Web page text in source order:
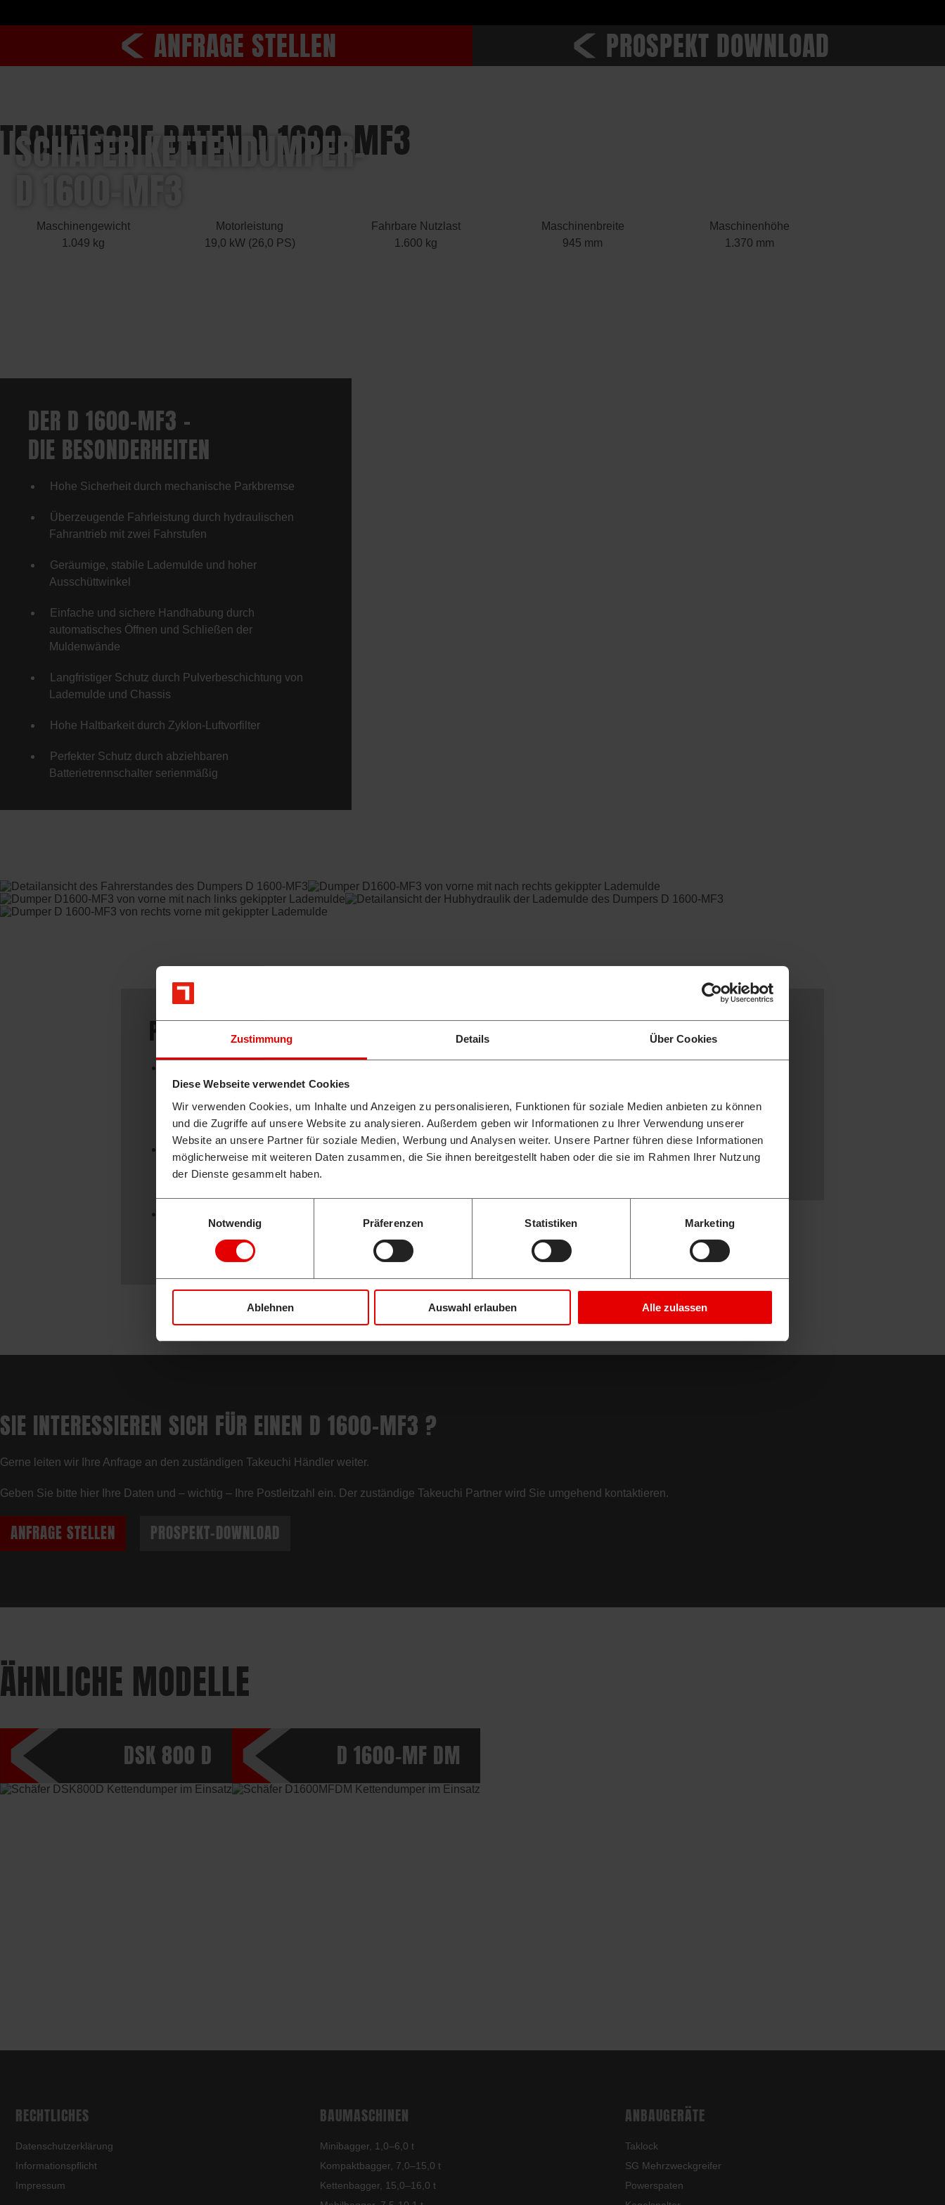
Zustimmung Details Über Cookies
Diese Webseite verwendet Cookies
Wir verwenden Cookies, um Inhalte und Anzeigen zu personalisieren, Funktionen für soziale Medien anbieten zu können
und die Zugriffe auf unsere Website zu analysieren. Außerdem geben wir Informationen zu Ihrer Verwendung unserer
Website an unsere Partner für soziale Medien, Werbung und Analysen weiter. Unsere Partner führen diese Informationen
möglicherweise mit weiteren Daten zusammen, die Sie ihnen bereitgestellt haben oder die sie im Rahmen Ihrer Nutzung
der Dienste gesammelt haben.
Notwendig
Präferenzen Statistiken Marketing
Ablehnen Auswahl erlauben Alle zulassen
SCHÄFER KETTENDUMPER-
D 1600-MF3
ANFRAGE STELLEN PROSPEKT DOWNLOAD
TECHNISCHE DATEN D 1600-MF3
Maschinengewicht
1.049 kg
Motorleistung
19,0 kW (26,0 PS)
Fahrbare Nutzlast
1.600 kg
Maschinenbreite
945 mm
Maschinenhöhe
1.370 mm
DER D 1600-MF3 –
DIE BESONDERHEITEN
Hohe Sicherheit durch mechanische Parkbremse
Überzeugende Fahrleistung durch hydraulischen
Fahrantrieb mit zwei Fahrstufen
Geräumige, stabile Lademulde und hoher
Ausschüttwinkel
Einfache und sichere Handhabung durch
automatisches Öffnen und Schließen der
Muldenwände
Langfristiger Schutz durch Pulverbeschichtung von
Lademulde und Chassis
Hohe Haltbarkeit durch Zyklon-Luftvorfilter
Perfekter Schutz durch abziehbaren
Batterietrennschalter serienmäßig
PRODUKTBESCHREIBUNG
Dieselmotor sowie einem 16-l-Dieseltank (und
Tankanzeige) ausgestattet und verfügt über einen
Elektrostarter.
Die Maschinen haben eine gute Geländegängigkeit
durch lange, robuste Laufwerke, zwei pendelnd
gelagerte Laufrollenpaare, sowie vier Anschlagpunkte.
Seiten kippbar und gut geeignet für den Transport von
Europaletten mit den Maßen 800 x 1.200 mm.
Land- und Forstwirtschaft
Kommunale Aufgaben
SIE INTERESSIEREN SICH FÜR EINEN D 1600-MF3 ?
Gerne leiten wir Ihre Anfrage an den zuständigen Takeuchi Händler weiter.
Geben Sie bitte hier Ihre Daten und – wichtig – Ihre Postleitzahl ein. Der zuständige Takeuchi Partner wird Sie umgehend kontaktieren.
ANFRAGE STELLEN PROSPEKT-DOWNLOAD
ÄHNLICHE MODELLE
DSK 800 D D 1600-MF DM
RECHTLICHES
Datenschutzerklärung
Informationspflicht
Impressum
BAUMASCHINEN
Minibagger, 1,0–6,0 t
Kompaktbagger, 7,0–15,0 t
Kettenbagger, 15,0–16,0 t
ANBAUGERÄTE
Taklock
SG Mehrzweckgreifer
Powerspaten